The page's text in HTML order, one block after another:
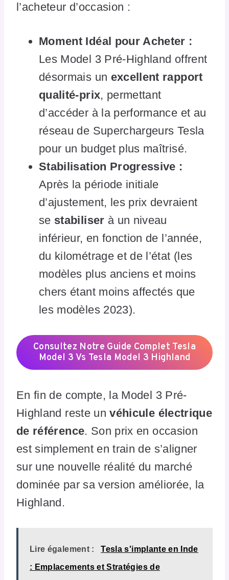
l’acheteur d’occasion :
Moment Idéal pour Acheter :
Les Model 3 Pré-Highland offrent
désormais un excellent rapport
qualité-prix, permettant
d’accéder à la performance et au
réseau de Superchargeurs Tesla
pour un budget plus maîtrisé.
Stabilisation Progressive :
Après la période initiale
d’ajustement, les prix devraient
se stabiliser à un niveau
inférieur, en fonction de l’année,
du kilométrage et de l’état (les
modèles plus anciens et moins
chers étant moins affectés que
les modèles 2023).
Consultez Notre Guide Complet Tesla
Model 3 Vs Tesla Model 3 Highland
En fin de compte, la Model 3 Pré-
Highland reste unvéhicule électrique
de référence. Son prix en occasion
est simplement en train de s’aligner
sur une nouvelle réalité du marché
dominée par sa version améliorée, la
Highland.
Lire également : Tesla s'implante en Inde
: Emplacements et Stratégies de